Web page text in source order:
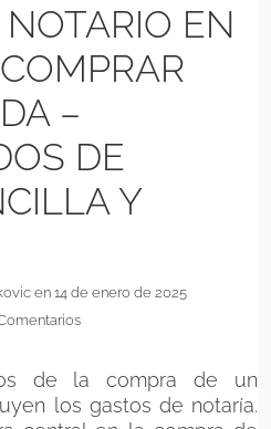
EN
–
DE
Y
en 14 de enero de 2025
de la compra de un
los gastos de notaría.